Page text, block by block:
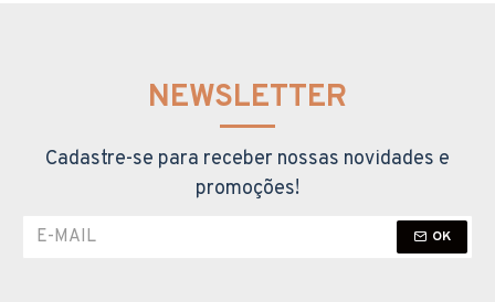
NEWSLETTER
Cadastre-se para receber nossas novidades e
promoções!
OK